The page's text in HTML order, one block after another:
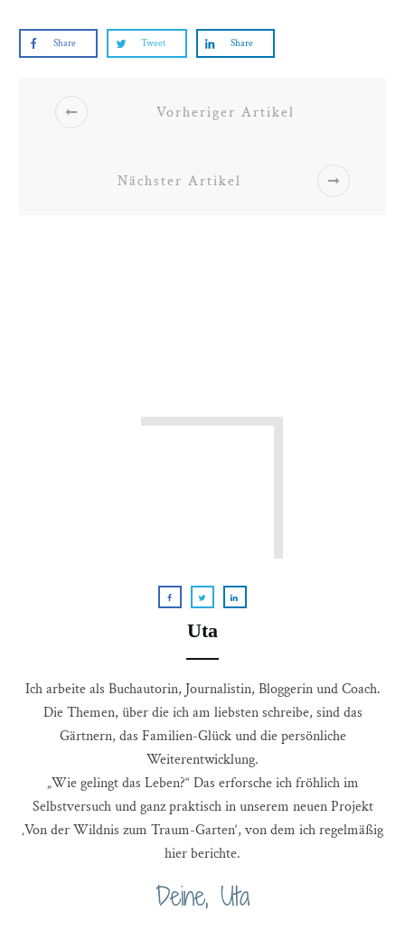
Share Tweet Share
Vorheriger Artikel
Nächster Artikel
Uta
Ich arbeite als Buchautorin, Journalistin, Bloggerin und Coach.
Die Themen, über die ich am liebsten schreibe, sind das
Gärtnern, das Familien-Glück und die persönliche
Weiterentwicklung.
„Wie gelingt das Leben?“ Das erforsche ich fröhlich im
Selbstversuch und ganz praktisch in unserem neuen Projekt
‚Von der Wildnis zum Traum-Garten‘, von dem ich regelmäßig
hier berichte.
Deine, Uta